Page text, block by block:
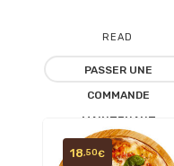
READ
MORE
PASSER UNE
COMMANDE
MAINTENANT
18 ,50€